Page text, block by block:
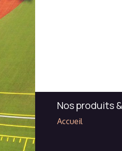
Nos produits
Accueil